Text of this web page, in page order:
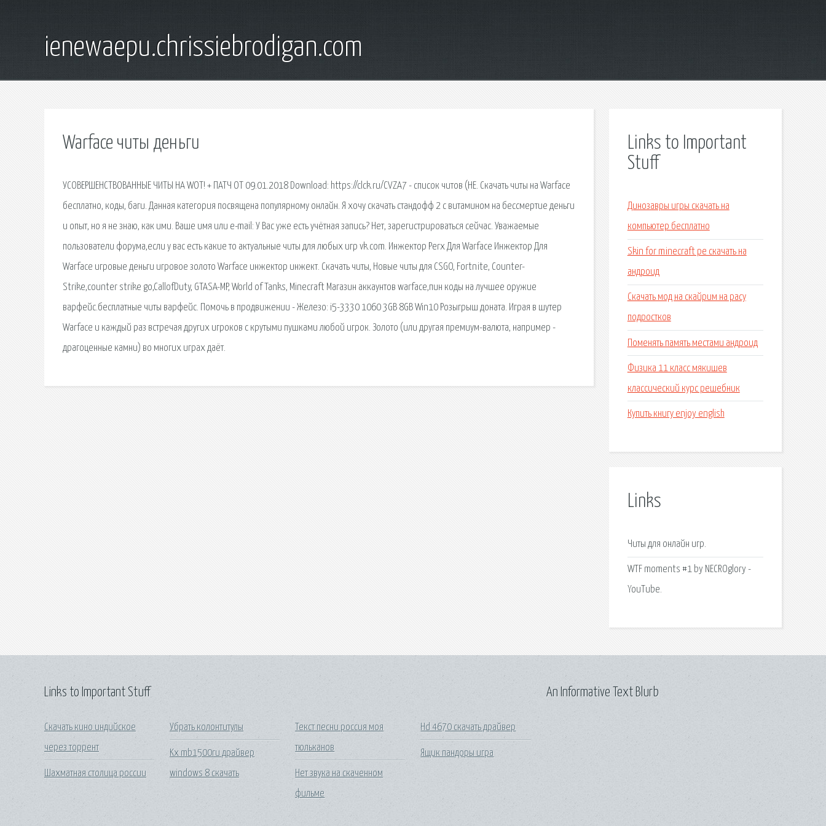
ienewaepu.chrissiebrodigan.com
Warface читы деньги
УСОВЕРШЕНСТВОВАННЫЕ ЧИТЫ НА WOT! + ПАТЧ ОТ 09.01.2018 Download: https://clck.ru/CVZA7 - список читов (НЕ. Скачать читы на Warface
бесплатно, коды, баги. Данная категория посвящена популярному онлайн. Я хочу скачать стандофф 2 с витамином на бессмертие деньги
и опыт, но я не знаю, как ими. Ваше имя или e-mail: У Вас уже есть учётная запись? Нет, зарегистрироваться сейчас. Уважаемые
пользователи форума,если у вас есть какие то актуальные читы для любых игр vk.com. Инжектор Perx Для Warface Инжектор Для
Warface игровые деньги игровое золото Warface инжектор инжект. Скачать читы, Новые читы для CSGO, Fortnite, Counter-
Strike,counter strike go,CallofDuty, GTASA-MP, World of Tanks, Minecraft Магазин аккаунтов warface,пин коды на лучшее оружие
варфейс.бесплатные читы варфейс. Помочь в продвижении - Железо: i5-3330 1060 3GB 8GB Win10 Розыгрыш доната. Играя в шутер
Warface и каждый раз встречая других игроков с крутыми пушками любой игрок. Золото (или другая премиум-валюта, например -
драгоценные камни) во многих играх даёт.
Links to Important
Stuff
Динозавры игры скачать на
компьютер бесплатно
Skin for minecraft pe скачать на
андроид
Скачать мод на скайрим на расу
подростков
Поменять память местами андроид
Физика 11 класс мякишев
классический курс решебник
Купить книгу enjoy english
Links
Читы для онлайн игр.
WTF moments #1 by NECROglory -
YouTube.
Links to Important Stuff
Скачать кино индийское
через торрент
Шахматная столица россии
Убрать колонтитулы
Kx mb1500ru драйвер
windows 8 скачать
Текст песни россия моя
тюльканов
Нет звука на скаченном
фильме
Hd 4670 скачать драйвер
Ящик пандоры игра
An Informative Text Blurb